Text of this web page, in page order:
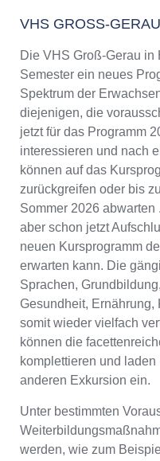
VHS GROSS-
Die VHS Groß-Gerau in
Semester ein neues
Spektrum der
diejenigen, die
jetzt für das Programm
interessieren und nach
können auf das
zurückgreifen oder bis
Sommer 2026
aber schon jetzt
neuen Kursprogramm
erwarten kann. Die
Sprachen,
Gesundheit, Ernährung,
somit wieder vielfach
können die
komplettieren und
anderen Exkursion ein.
Unter bestimmten
werden, wie zum